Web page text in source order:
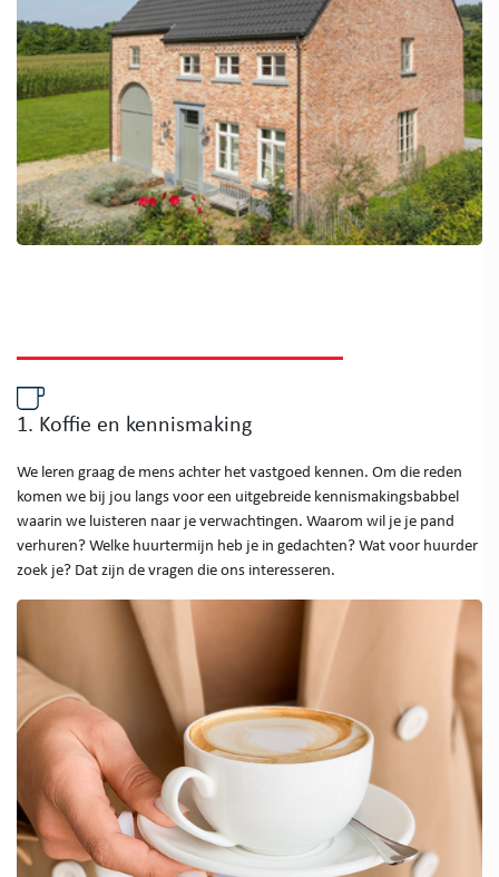
1. Koffie en kennismaking
We leren graag de mens achter het vastgoed kennen. Om die reden
komen we bij jou langs voor een uitgebreide kennismakingsbabbel
waarin we luisteren naar je verwachtingen. Waarom wil je je pand
verhuren? Welke huurtermijn heb je in gedachten? Wat voor huurder
zoek je? Dat zijn de vragen die ons interesseren.